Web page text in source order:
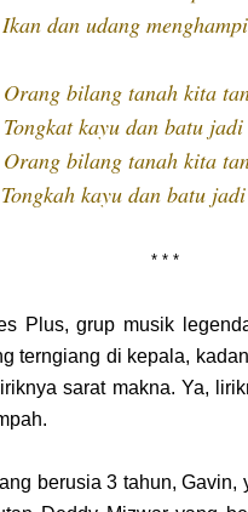
Ikan dan udang
Orang bilang tanah kita
Tongkat kayu dan batu
Orang bilang tanah kita
Tongkah kayu dan batu
* * *
Plus, grup musik
terngiang di kepala,
sarat makna. Ya,
berusia 3 tahun, Gavin,